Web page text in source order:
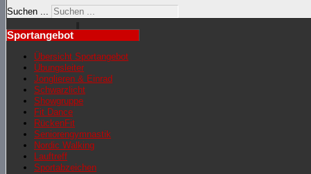
Suchen ...
Sportangebot
Übersicht Sportangebot
Übungsleiter
Jonglieren & Einrad
Schwarzlicht
Showgruppe
Fit Dance
RückenFit
Seniorengymnastik
Nordic Walking
Lauftreff
Sportabzeichen